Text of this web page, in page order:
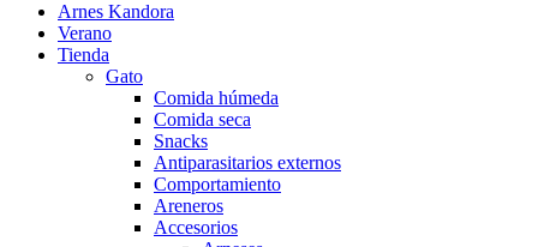
Arnes Kandora
Verano
Tienda
Gato
Comida húmeda
Comida seca
Snacks
Antiparasitarios externos
Comportamiento
Areneros
Accesorios